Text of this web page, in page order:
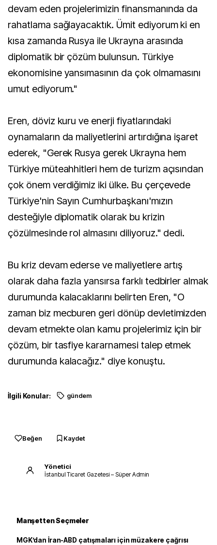
devam eden projelerimizin finansmanında da
rahatlama sağlayacaktık. Ümit ediyorum ki en
kısa zamanda Rusya ile Ukrayna arasında
diplomatik bir çözüm bulunsun. Türkiye
ekonomisine yansımasının da çok olmamasını
umut ediyorum."
Eren, döviz kuru ve enerji fiyatlarındaki
oynamaların da maliyetlerini artırdığına işaret
ederek, "Gerek Rusya gerek Ukrayna hem
Türkiye müteahhitleri hem de turizm açısından
çok önem verdiğimiz iki ülke. Bu çerçevede
Türkiye'nin Sayın Cumhurbaşkanı'mızın
desteğiyle diplomatik olarak bu krizin
çözülmesinde rol almasını diliyoruz." dedi.
Bu kriz devam ederse ve maliyetlere artış
olarak daha fazla yansırsa farklı tedbirler almak
durumunda kalacaklarını belirten Eren, "O
zaman biz mecburen geri dönüp devletimizden
devam etmekte olan kamu projelerimiz için bir
çözüm, bir tasfiye kararnamesi talep etmek
durumunda kalacağız." diye konuştu.
İlgili Konular: gündem
Beğen Kaydet
Yönetici
İstanbul Ticaret Gazetesi – Süper Admin
Manşetten Seçmeler
MGK’dan İran-ABD çatışmaları için müzakere çağrısı